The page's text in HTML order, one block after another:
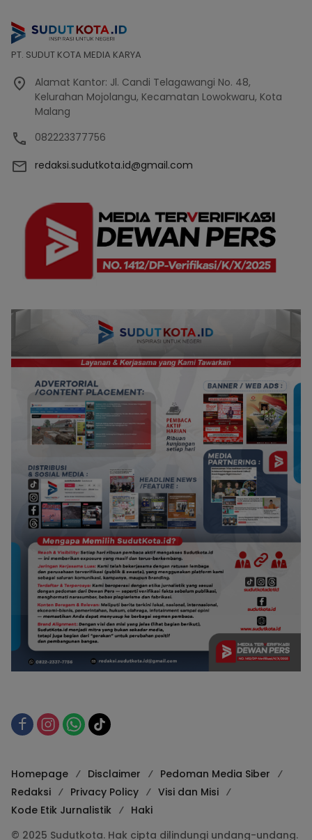
PT. SUDUT KOTA MEDIA KARYA
Alamat Kantor: Jl. Candi Telagawangi No. 48,
Kelurahan Mojolangu, Kecamatan Lowokwaru, Kota
Malang
082223377756
redaksi.sudutkota.id@gmail.com
Homepage Disclaimer
Pedoman Media Siber
Redaksi
Privacy Policy
Visi dan Misi
Kode Etik Jurnalistik
Haki
© 2025 Sudutkota. Hak cipta dilindungi undang-undang.